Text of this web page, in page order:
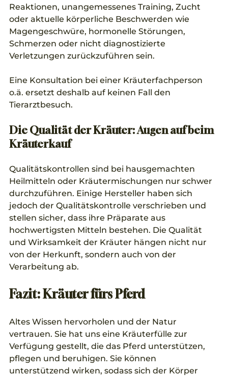
Reaktionen, unangemessenes Training, Zucht
oder aktuelle körperliche Beschwerden wie
Magengeschwüre, hormonelle Störungen,
Schmerzen oder nicht diagnostizierte
Verletzungen zurückzuführen sein.
Eine Konsultation bei einer Kräuterfachperson
o.ä. ersetzt deshalb auf keinen Fall den
Tierarztbesuch.
Die Qualität der Kräuter: Augen auf beim
Kräuterkauf
Qualitätskontrollen sind bei hausgemachten
Heilmitteln oder Kräutermischungen nur schwer
durchzuführen. Einige Hersteller haben sich
jedoch der Qualitätskontrolle verschrieben und
stellen sicher, dass ihre Präparate aus
hochwertigsten Mitteln bestehen. Die Qualität
und Wirksamkeit der Kräuter hängen nicht nur
von der Herkunft, sondern auch von der
Verarbeitung ab.
Fazit: Kräuter fürs Pferd
Altes Wissen hervorholen und der Natur
vertrauen. Sie hat uns eine Kräuterfülle zur
Verfügung gestellt, die das Pferd unterstützen,
pflegen und beruhigen. Sie können
unterstützend wirken, sodass sich der Körper